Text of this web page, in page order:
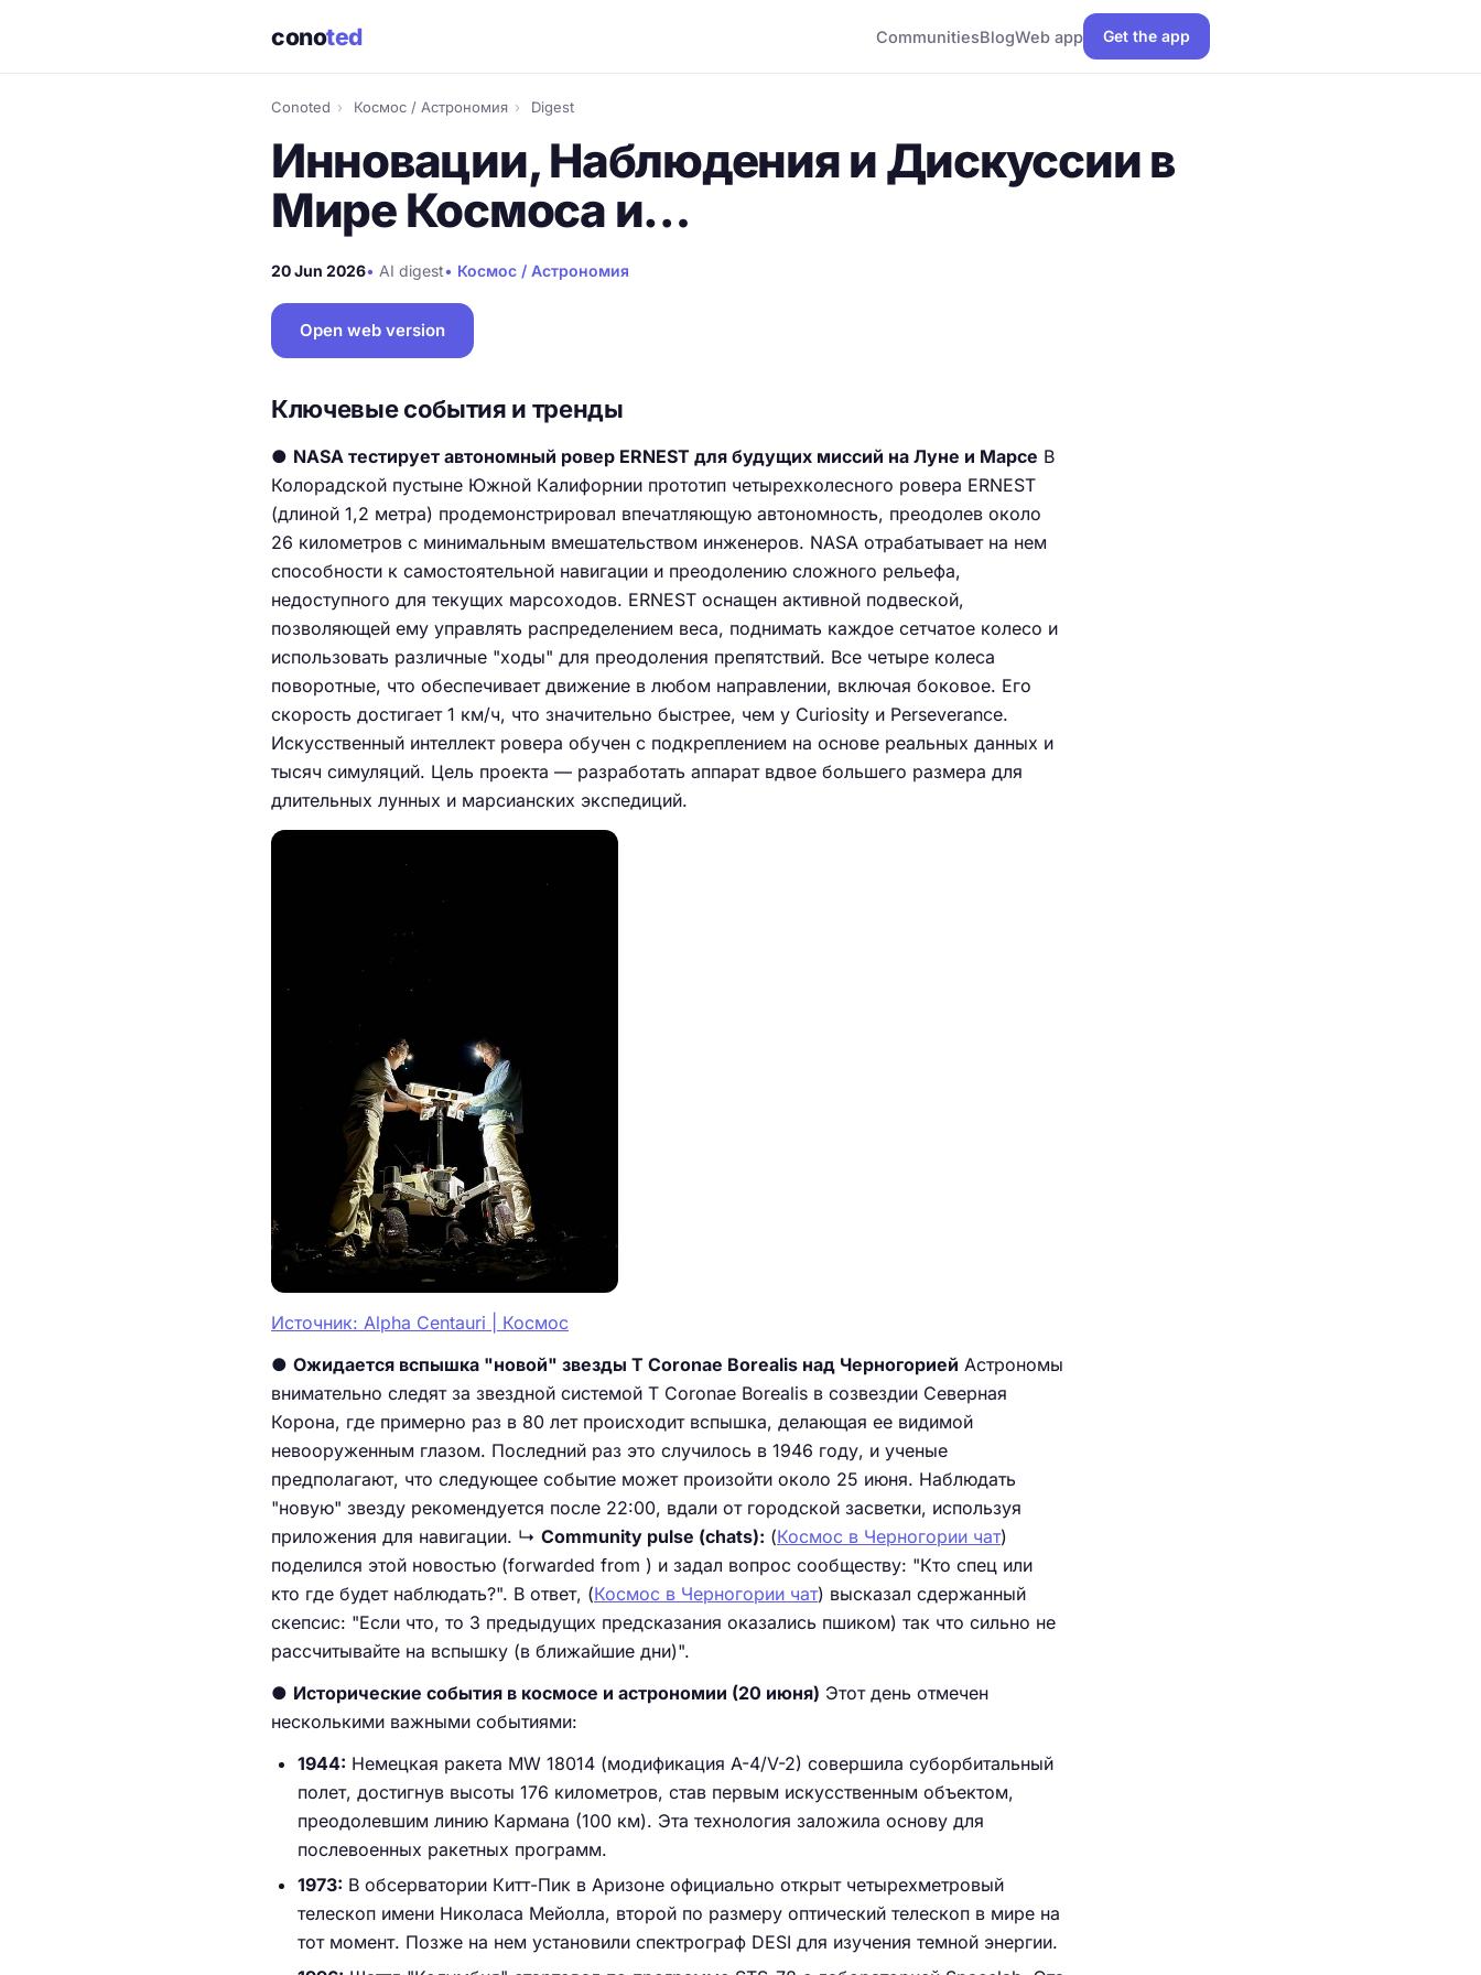
conoted CommunitiesBlogWeb app Get the app
Conoted › Космос / Астрономия › Digest
Инновации, Наблюдения и Дискуссии в
Мире Космоса и…
20 Jun 2026• AI digest• Космос / Астрономия
Open web version
Ключевые события и тренды
● NASA тестирует автономный ровер ERNEST для будущих миссий на Луне и Марсе В
Колорадской пустыне Южной Калифорнии прототип четырехколесного ровера ERNEST
(длиной 1,2 метра) продемонстрировал впечатляющую автономность, преодолев около
26 километров с минимальным вмешательством инженеров. NASA отрабатывает на нем
способности к самостоятельной навигации и преодолению сложного рельефа,
недоступного для текущих марсоходов. ERNEST оснащен активной подвеской,
позволяющей ему управлять распределением веса, поднимать каждое сетчатое колесо и
использовать различные "ходы" для преодоления препятствий. Все четыре колеса
поворотные, что обеспечивает движение в любом направлении, включая боковое. Его
скорость достигает 1 км/ч, что значительно быстрее, чем у Curiosity и Perseverance.
Искусственный интеллект ровера обучен с подкреплением на основе реальных данных и
тысяч симуляций. Цель проекта — разработать аппарат вдвое большего размера для
длительных лунных и марсианских экспедиций.
Источник: Alpha Centauri | Космос
● Ожидается вспышка "новой" звезды T Coronae Borealis над Черногорией Астрономы
внимательно следят за звездной системой T Coronae Borealis в созвездии Северная
Корона, где примерно раз в 80 лет происходит вспышка, делающая ее видимой
невооруженным глазом. Последний раз это случилось в 1946 году, и ученые
предполагают, что следующее событие может произойти около 25 июня. Наблюдать
"новую" звезду рекомендуется после 22:00, вдали от городской засветки, используя
приложения для навигации. ↳ Community pulse (chats): (Космос в Черногории чат)
поделился этой новостью (forwarded from ) и задал вопрос сообществу: "Кто спец или
кто где будет наблюдать?". В ответ, (Космос в Черногории чат) высказал сдержанный
скепсис: "Если что, то 3 предыдущих предсказания оказались пшиком) так что сильно не
рассчитывайте на вспышку (в ближайшие дни)".
● Исторические события в космосе и астрономии (20 июня) Этот день отмечен
несколькими важными событиями:
1944: Немецкая ракета MW 18014 (модификация A-4/V-2) совершила суборбитальный
полет, достигнув высоты 176 километров, став первым искусственным объектом,
преодолевшим линию Кармана (100 км). Эта технология заложила основу для
послевоенных ракетных программ.
1973: В обсерватории Китт-Пик в Аризоне официально открыт четырехметровый
телескоп имени Николаса Мейолла, второй по размеру оптический телескоп в мире на
тот момент. Позже на нем установили спектрограф DESI для изучения темной энергии.